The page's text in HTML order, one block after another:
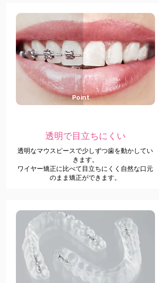
Point
透明で目立ちにくい
透明なマウスピースで少しずつ歯を動かしてい
きます。
​ワイヤー矯正に比べて目立ちにくく自然な口元
のまま矯正ができます。